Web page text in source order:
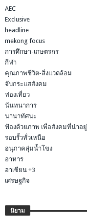
AEC
Exclusive
headline
mekong focus
การศึกษา-เกษตรกร
กีฬา
คุณภาพชีวิต-สิ่งแวดล้อม
จับกระแสสังคม
ท่องเที่ยว
นันทนาการ
นานาทัศนะ
ฟ้องด้วยภาพ เพื่อสังคมที่น่าอยู่
รอบรั้วทั่วเหนือ
อนุภาคลุ่มน้ำโขง
อาหาร
อาเซียน +3
เศรษฐกิจ
นิยาม